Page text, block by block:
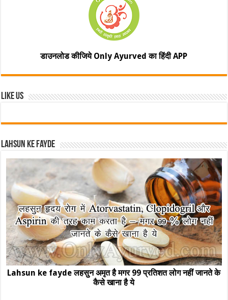
डाउनलोड कीजिये Only Ayurved का हिंदी APP
Like Us
Lahsun ke fayde
Lahsun ke fayde लहसुन अमृत है मगर 99 प्रतिशत लोग नहीं जानते के
कैसे खाना है ये